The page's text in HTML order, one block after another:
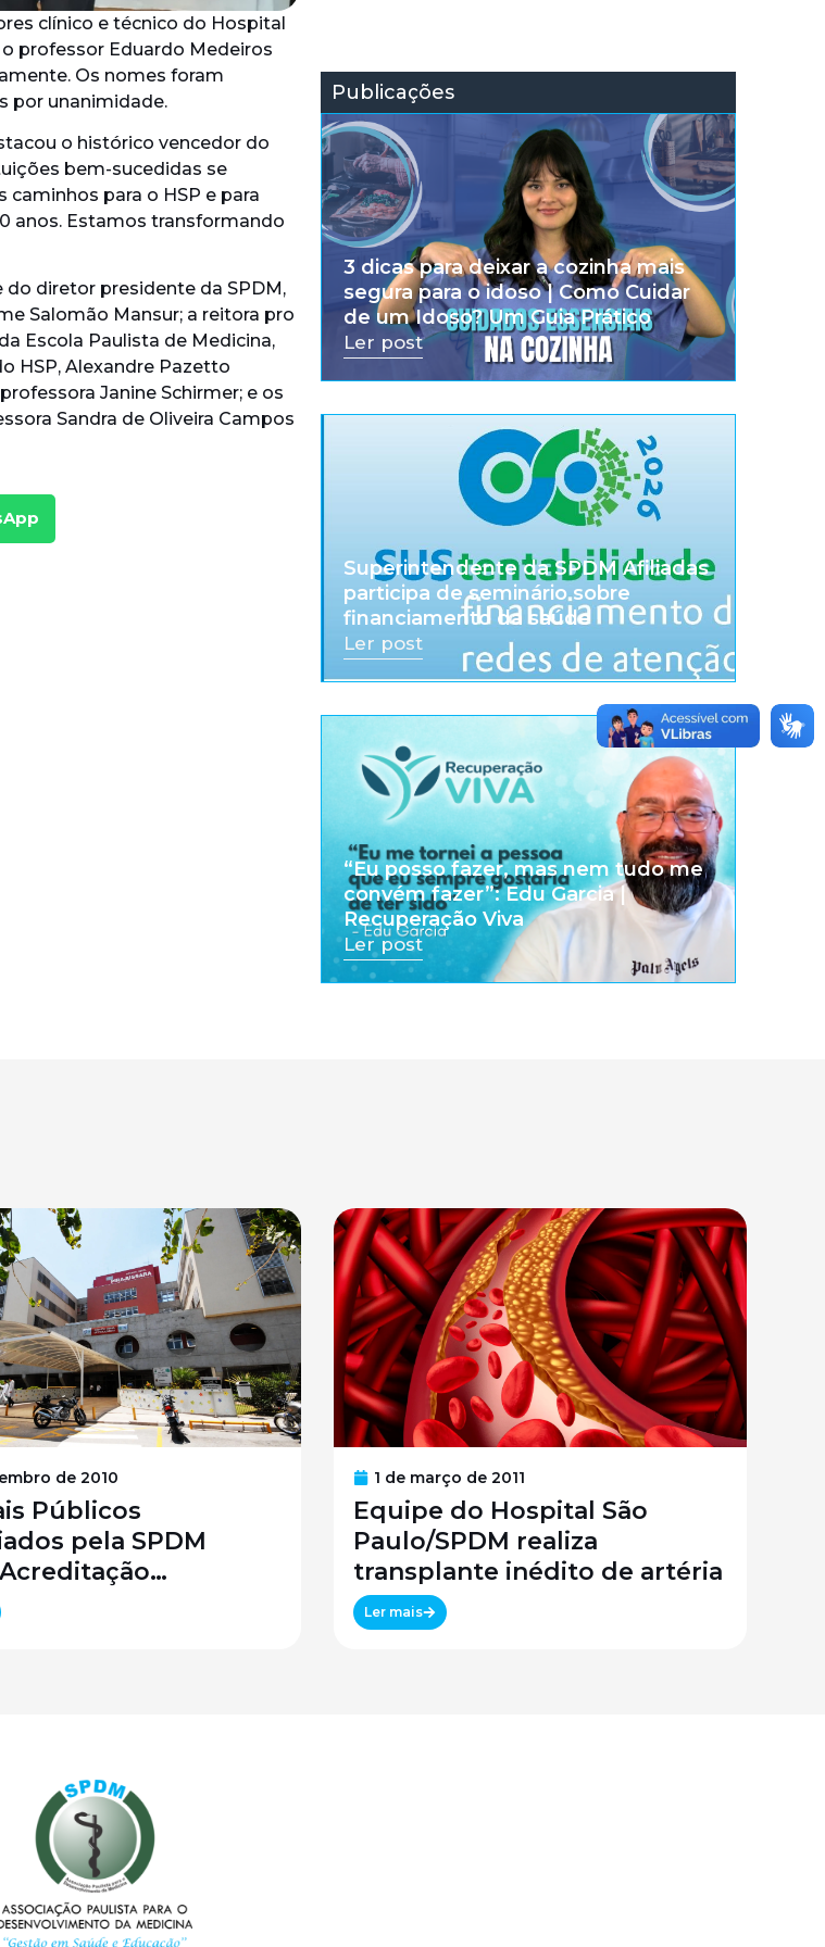
clínico e técnico do Hospital
o professor Eduardo Medeiros
Os nomes foram
por unanimidade.
o histórico vencedor do
bem-sucedidas se
para o HSP e para
anos. Estamos transformando
diretor presidente da SPDM,
Salomão Mansur; a reitora pro
Escola Paulista de Medicina,
HSP, Alexandre Pazetto
Janine Schirmer; e os
Sandra de Oliveira Campos
Publicações
3 dicas para deixar a cozinha mais
segura para o idoso | Como Cuidar
de um Idoso? Um Guia Prático
Ler post
Superintendente da SPDM Afiliadas
participa de seminário sobre
financiamento da saúde
Ler post
“Eu posso fazer, mas nem tudo me
convém fazer”: Edu Garcia |
Recuperação Viva
Ler post
de 2010
Públicos
pela SPDM
1 de março de 2011
Equipe do Hospital São
Paulo/SPDM realiza
transplante inédito de artéria
Ler mais